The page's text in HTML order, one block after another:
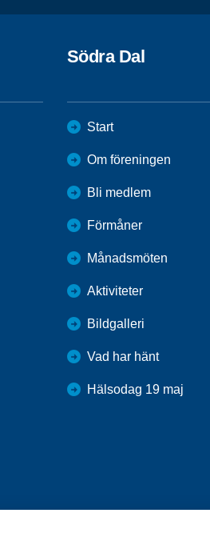
Södra Dal
Start
Om föreningen
Bli medlem
Förmåner
Månadsmöten
Aktiviteter
Bildgalleri
Vad har hänt
Hälsodag 19 maj